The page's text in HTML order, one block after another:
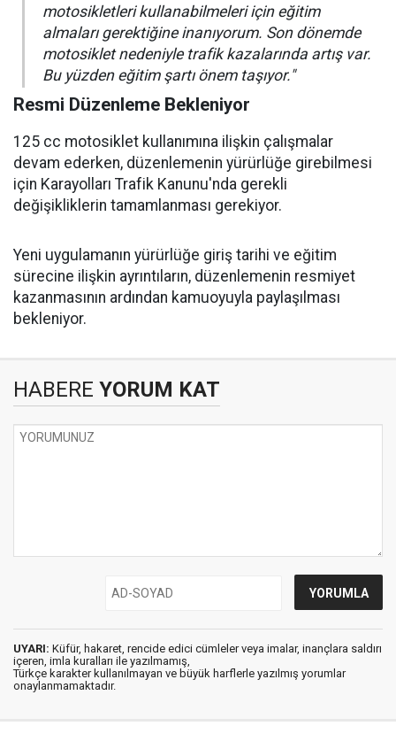
motosikletleri kullanabilmeleri için eğitim
almaları gerektiğine inanıyorum. Son dönemde
motosiklet nedeniyle trafik kazalarında artış var.
Bu yüzden eğitim şartı önem taşıyor."
Resmi Düzenleme Bekleniyor
125 cc motosiklet kullanımına ilişkin çalışmalar
devam ederken, düzenlemenin yürürlüğe girebilmesi
için Karayolları Trafik Kanunu'nda gerekli
değişikliklerin tamamlanması gerekiyor.
Yeni uygulamanın yürürlüğe giriş tarihi ve eğitim
sürecine ilişkin ayrıntıların, düzenlemenin resmiyet
kazanmasının ardından kamuoyuyla paylaşılması
bekleniyor.
HABERE YORUM KAT
UYARI: Küfür, hakaret, rencide edici cümleler veya imalar, inançlara saldırı
içeren, imla kuralları ile yazılmamış,
Türkçe karakter kullanılmayan ve büyük harflerle yazılmış yorumlar
onaylanmamaktadır.